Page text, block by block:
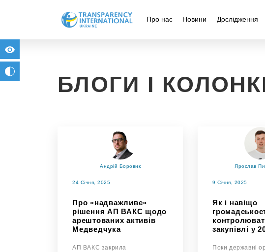
Про нас Новини Дослідження
БЛОГИ І
Андрій Боровик
24 Січня, 2025
Про «надважливе»
рішення АП ВАКС щодо
арештованих активів
Медведчука
АП ВАКС закрила
Ярослав
9 Січня, 2025
Як і навіщо
закупівлі у
Поки державні